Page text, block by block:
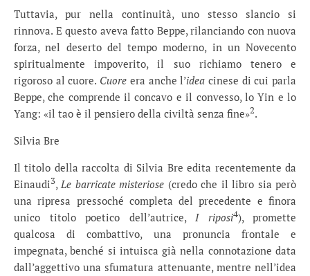
Tuttavia, pur nella continuità, uno stesso slancio si
rinnova. E questo aveva fatto Beppe, rilanciando con nuova
forza, nel deserto del tempo moderno, in un Novecento
spiritualmente impoverito, il suo richiamo tenero e
rigoroso al cuore. Cuore era anche l’idea cinese di cui parla
Beppe, che comprende il concavo e il convesso, lo Yin e lo
Yang: «il tao è il pensiero della civiltà senza fine»2.
Silvia Bre
Il titolo della raccolta di Silvia Bre edita recentemente da
Einaudi3,Le barricate misteriose (credo che il libro sia però
una ripresa pressoché completa del precedente e finora
unico titolo poetico dell’autrice, I riposi4), promette
qualcosa di combattivo, una pronuncia frontale e
impegnata, benché si intuisca già nella connotazione data
dall’aggettivo una sfumatura attenuante, mentre nell’idea